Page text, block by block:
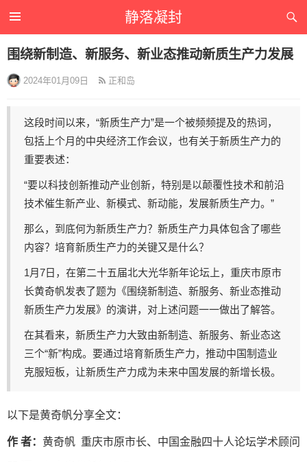
静落凝封
围绕新制造、新服务、新业态推动新质生产力发展
2024年01月09日 正和岛
这段时间以来，“新质生产力”是一个被频频提及的热词，
包括上个月的中央经济工作会议，也有关于新质生产力的
重要表述：
“要以科技创新推动产业创新，特别是以颠覆性技术和前沿
技术催生新产业、新模式、新动能，发展新质生产力。”
那么，到底何为新质生产力？新质生产力具体包含了哪些
内容？培育新质生产力的关键又是什么？
1月7日，在第二十五届北大光华新年论坛上，重庆市原市
长黄奇帆发表了题为《围绕新制造、新服务、新业态推动
新质生产力发展》的演讲，对上述问题一一做出了解答。
在其看来，新质生产力大致由新制造、新服务、新业态这
三个“新”构成。要通过培育新质生产力，推动中国制造业
克服短板，让新质生产力成为未来中国发展的新增长极。
以下是黄奇帆分享全文：
作 者： 黄奇帆 重庆市原市长、中国金融四十人论坛学术顾问